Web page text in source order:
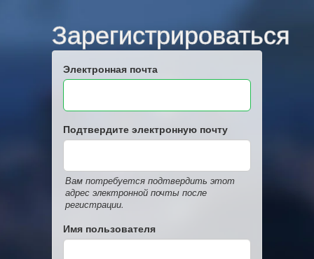
Зарегистрироваться
Электронная почта
Подтвердите электронную почту
Вам потребуется подтвердить этот
адрес электронной почты после
регистрации.
Имя пользователя